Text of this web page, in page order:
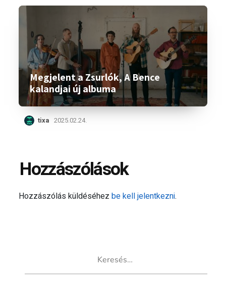
Megjelent a Zsurlók, A Bence
kalandjai új albuma
tixa 2025.02.24.
Hozzászólások
Hozzászólás küldéséhezbe kell jelentkezni.